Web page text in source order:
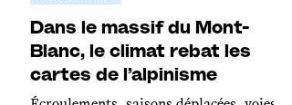
Dans le massif du Mont-
Blanc, le climat rebat les
cartes de l’alpinisme